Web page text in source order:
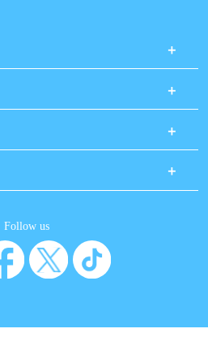
Follow us